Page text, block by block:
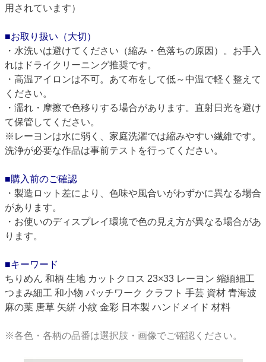
用されています）
■お取り扱い（大切）
・水洗いは避けてください（縮み・色落ちの原因）。お手入
れはドライクリーニング推奨です。
・高温アイロンは不可。あて布をして低～中温で軽く整えて
ください。
・濡れ・摩擦で色移りする場合があります。直射日光を避け
て保管してください。
※レーヨンは水に弱く、家庭洗濯では縮みやすい繊維です。
洗浄が必要な作品は事前テストを行ってください。
■購入前のご確認
・製造ロット差により、色味や風合いがわずかに異なる場合
があります。
・お使いのディスプレイ環境で色の見え方が異なる場合があ
ります。
■キーワード
ちりめん 和柄 生地 カットクロス 23×33 レーヨン 縮緬細工
つまみ細工 和小物 パッチワーク クラフト 手芸 資材 青海波
麻の葉 唐草 矢絣 小紋 金彩 日本製 ハンドメイド 材料
※各色・各柄の品番は選択肢・画像でご確認ください。